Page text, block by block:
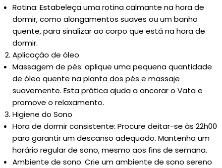
Rotina: Estabeleça uma rotina calmante na hora de
dormir, como alongamentos suaves ou um banho
quente, para sinalizar ao corpo que está na hora de
dormir.
Aplicação de óleo
Massagem de pés: aplique uma pequena quantidade
de óleo quente na planta dos pés e massaje
suavemente. Esta prática ajuda a ancorar o Vata e
promove o relaxamento.
Higiene do Sono
Hora de dormir consistente: Procure deitar-se às 22h00
para garantir um descanso adequado. Mantenha um
horário regular de sono, mesmo aos fins de semana.
Ambiente de sono: Crie um ambiente de sono sereno